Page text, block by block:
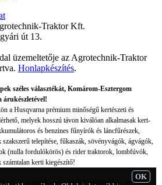
Traktor Kft.
út 13.
üzemeltetője az Agrotechnik-Traktor
Honlapkészítés.
széles választékát, Komárom-Esztergom
árukészletével!
a Husqvarna prémium minőségű kertészeti és
melyek hosszú távon kiválóan alkalmasak kert-
és benzines fűnyírók és láncfűrészek,
telepítése, fűkaszák, sövényvágók, ágvágók,
(nulla fordulókörös) és rider traktorok, lombfúvók,
számtalan kerti kiegészítő!
gépek is elérhetők kínálatunkban, amelyek
OK